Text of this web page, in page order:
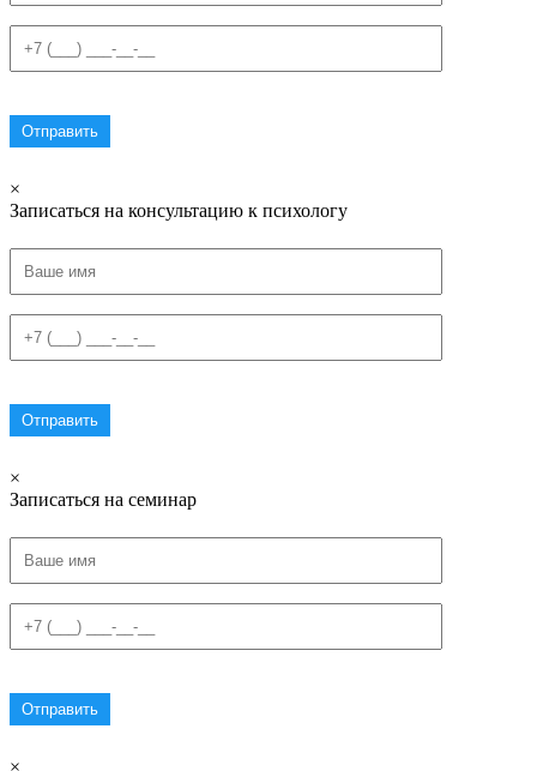
×
Записаться на консультацию к психологу
×
Записаться на семинар
×